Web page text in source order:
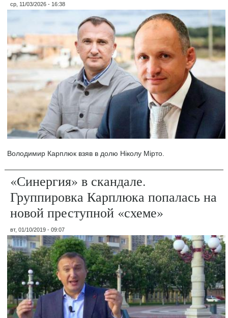
ср, 11/03/2026 - 16:38
Володимир Карплюк взяв в долю Ніколу Мірто.
«Синергия» в скандале.
Группировка Карплюка попалась на
новой преступной «схеме»
вт, 01/10/2019 - 09:07